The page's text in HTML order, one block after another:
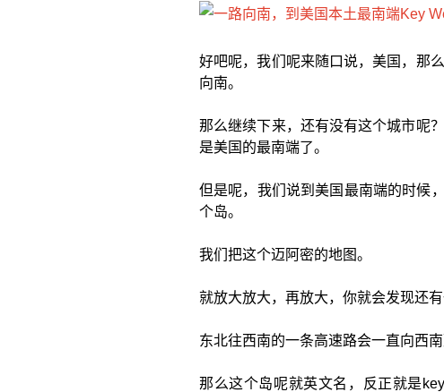
好吧呢，我们呢来随口说，美国，那
向南。
那么继续下来，还有没有这个城市呢
是美国的最南端了。
但是呢，我们说到美国最南端的时候
个岛。
我们把这个迈阿密的地图。
就放大放大，再放大，你就会发现还
东北往西南的一条高速路会一直向西
那么这个岛呢就英文名，反正就是